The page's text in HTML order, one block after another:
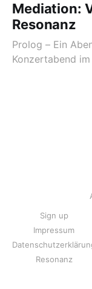
Mediation:
Resonanz
Prolog – Ein
Konzertabend
Sign up
Impressum
Resonanz